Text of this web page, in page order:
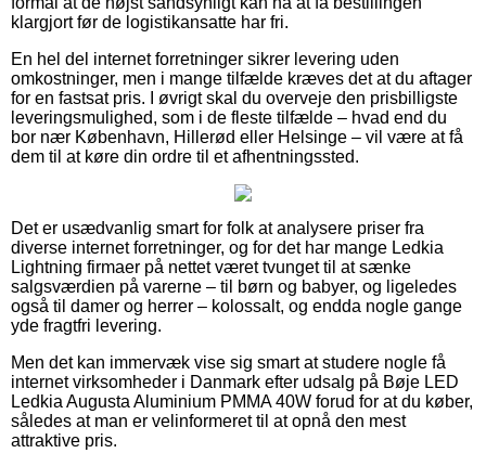
klargjort før de logistikansatte har fri.
En hel del internet forretninger sikrer levering uden
omkostninger, men i mange tilfælde kræves det at du aftager
for en fastsat pris. I øvrigt skal du overveje den prisbilligste
leveringsmulighed, som i de fleste tilfælde – hvad end du
bor nær København, Hillerød eller Helsinge – vil være at få
dem til at køre din ordre til et afhentningssted.
Det er usædvanlig smart for folk at analysere priser fra
diverse internet forretninger, og for det har mange Ledkia
Lightning firmaer på nettet været tvunget til at sænke
salgsværdien på varerne – til børn og babyer, og ligeledes
også til damer og herrer – kolossalt, og endda nogle gange
yde fragtfri levering.
Men det kan immervæk vise sig smart at studere nogle få
internet virksomheder i Danmark efter udsalg på Bøje LED
Ledkia Augusta Aluminium PMMA 40W forud for at du køber,
således at man er velinformeret til at opnå den mest
attraktive pris.